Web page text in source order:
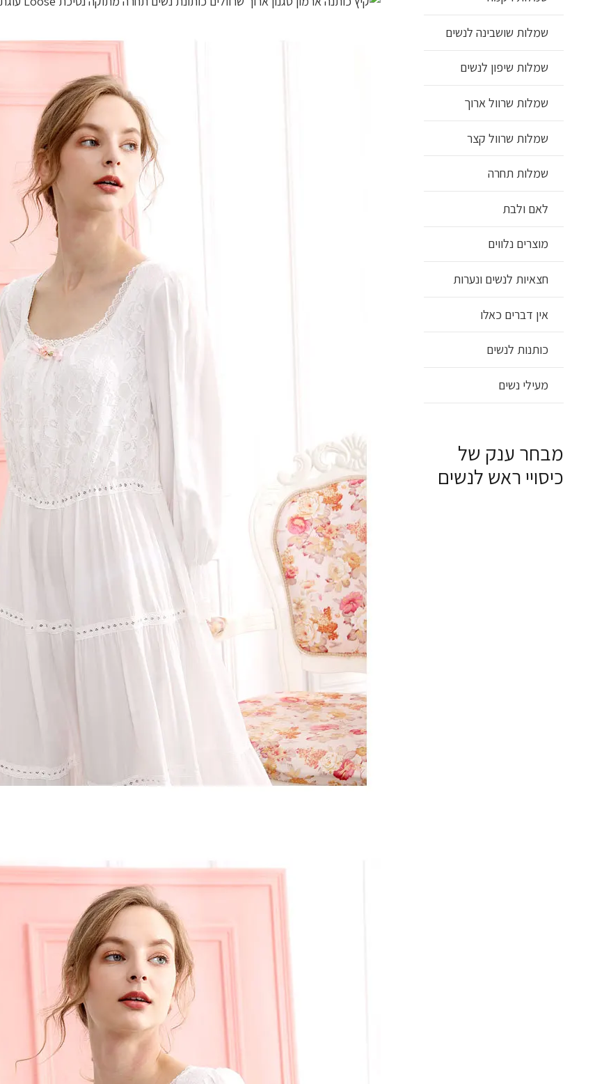
שמלות שושבינה לנשים
שמלות שיפון לנשים
שמלות שרוול ארוך
שמלות שרוול קצר
שמלות תחרה
לאם ולבת
מוצרים נלווים
חצאיות לנשים ונערות
אין דברים כאלו
כותנות לנשים
מעילי נשים
מבחר ענק של
כיסויי ראש לנשים